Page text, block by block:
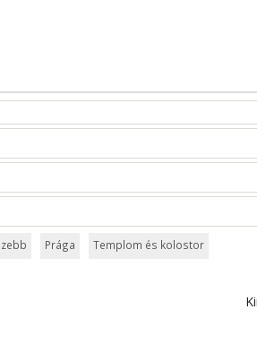
Prága Templom és kolostor